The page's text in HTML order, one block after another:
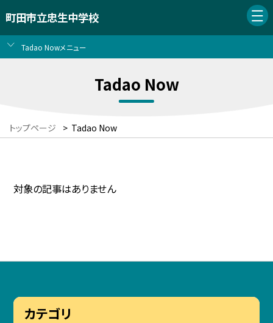
町田市立忠生中学校
Tadao Nowメニュー
Tadao Now
トップページ > Tadao Now
対象の記事はありません
カテゴリ